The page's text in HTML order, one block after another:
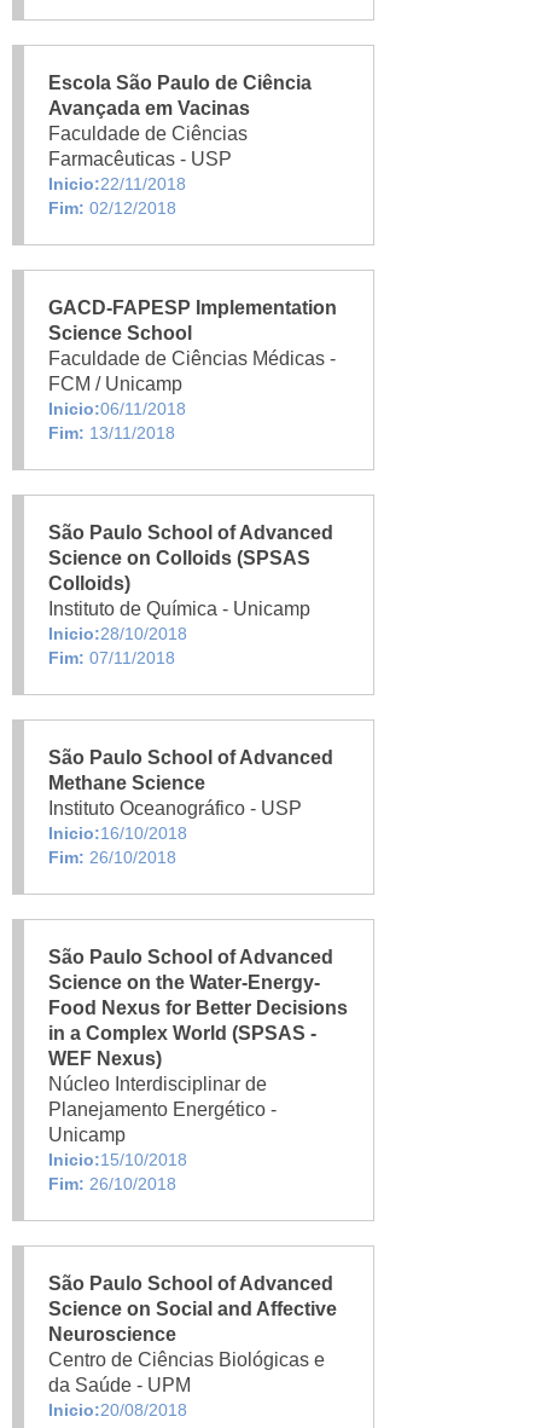
Escola São Paulo de Ciência
Avançada em Vacinas
Faculdade de Ciências
Farmacêuticas - USP
Inicio:22/11/2018
Fim: 02/12/2018
GACD-FAPESP Implementation
Science School
Faculdade de Ciências Médicas -
FCM / Unicamp
Inicio:06/11/2018
Fim: 13/11/2018
São Paulo School of Advanced
Science on Colloids (SPSAS
Colloids)
Instituto de Química - Unicamp
Inicio:28/10/2018
Fim: 07/11/2018
São Paulo School of Advanced
Methane Science
Instituto Oceanográfico - USP
Inicio:16/10/2018
Fim: 26/10/2018
São Paulo School of Advanced
Science on the Water-Energy-
Food Nexus for Better Decisions
in a Complex World (SPSAS -
WEF Nexus)
Núcleo Interdisciplinar de
Planejamento Energético -
Unicamp
Inicio:15/10/2018
Fim: 26/10/2018
São Paulo School of Advanced
Science on Social and Affective
Neuroscience
Centro de Ciências Biológicas e
da Saúde - UPM
Inicio:20/08/2018